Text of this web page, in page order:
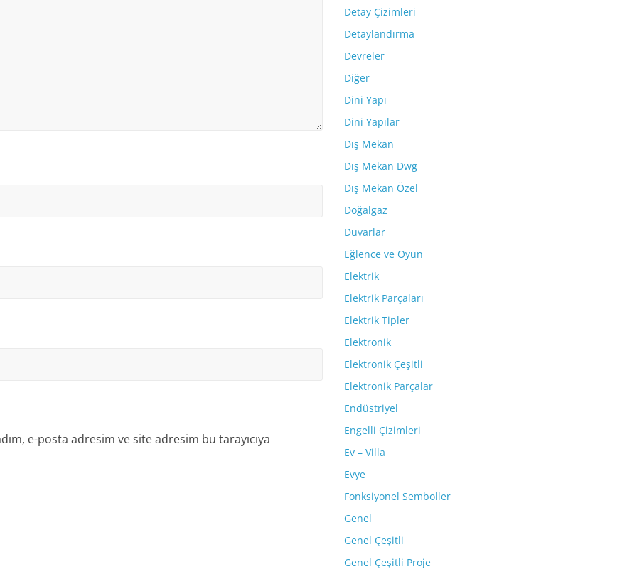
e-posta adresim ve site adresim bu tarayıcıya
Detay Çizimleri
Detaylandırma
Devreler
Diğer
Dini Yapı
Dini Yapılar
Dış Mekan
Dış Mekan Dwg
Dış Mekan Özel
Doğalgaz
Duvarlar
Eğlence ve Oyun
Elektrik
Elektrik Parçaları
Elektrik Tipler
Elektronik
Elektronik Çeşitli
Elektronik Parçalar
Endüstriyel
Engelli Çizimleri
Ev – Villa
Evye
Fonksiyonel Semboller
Genel
Genel Çeşitli
Genel Çeşitli Proje